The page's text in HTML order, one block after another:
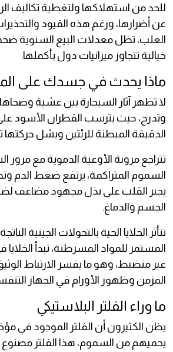
للحد من استهلاكها ولتغطية تكاليف
عن أضرارها، ورغم هذه القيود
العلب، تظل معدلات البيع السنوية ضخمة
خيالية تتجاوز ميزانيات دول بأكملها.
ماذا يحدث في جسدك على
لا تظهر آثار السيجارة بين عشية
وتدرج، حيث يترسب القطران الأسود
الدقيقة المبطنة للرئتين ويشل حركتها
تتراجع مرونة الأوعية الدموية مع مرور
السموم المتراكمة، يرتفع ضغط الدم
يجبر القلب على بذل مجهود مضاعف
الجسم والدماغ.
تتأثر الخلايا الحية بالتحولات الجينية
المستمر للمواد المسرطنة، تبدأ
غير منضبط، وهو ما يفسر الارتباط
المزمن وظهور الأورام في الجهاز
ما وراء الفلتر البلاستيكي
يظن الكثيرون أن الفلتر الموجود في
يحميهم من السموم، هذا الفلتر